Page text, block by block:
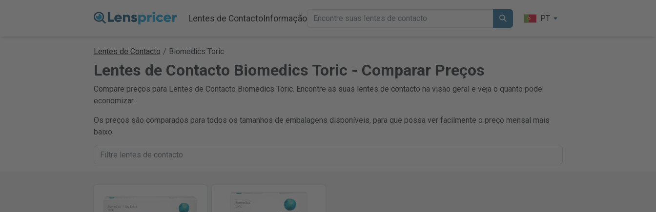
Lentes de ContactoInformação PT
Lentes de Contacto / Biomedics Toric
Lentes de Contacto Biomedics Toric - Comparar Preços
Compare preços para Lentes de Contacto Biomedics Toric. Encontre as suas lentes de contacto na visão geral e veja o quanto pode
economizar.
Os preços são comparados para todos os tamanhos de embalagens disponíveis, para que possa ver facilmente o preço mensal mais
baixo.